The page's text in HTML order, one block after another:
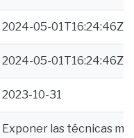
2024-05-01T16:24:46Z
2024-05-01T16:24:46Z
2023-10-31
Exponer las técnicas